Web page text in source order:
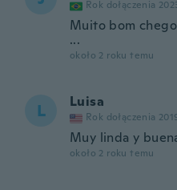
Rok dołączenia
Muito bom
...
około 2 roku temu
L Luisa
Rok dołączenia
Muy linda y
około 2 roku temu